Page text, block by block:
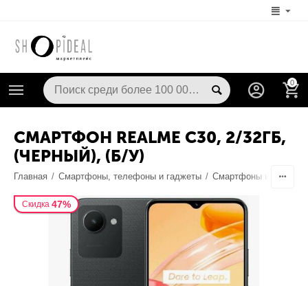
0
СМАРТФОН REALME C30, 2/32ГБ,
(ЧЕРНЫЙ), (Б/У)
Главная / Смартфоны, телефоны и гаджеты / Смартфоны и
Скидка 47%